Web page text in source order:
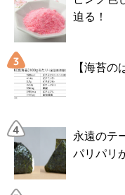
迫る！
【海苔
永遠のテ
パリパリ